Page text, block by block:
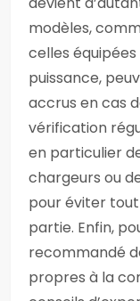
modèles,
celles équipées
puissance,
accrus en cas
vérification
en particulier
chargeurs ou
pour éviter
partie. Enfin,
recommandé
propres à la